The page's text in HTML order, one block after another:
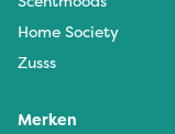
Home Society
Zusss
Merken